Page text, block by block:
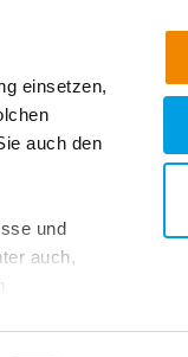
einsetzen,
auch den
und
auch,
Jobs & Karriere